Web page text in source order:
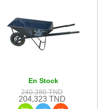
En Stock
240,380 TND
204,323 TND